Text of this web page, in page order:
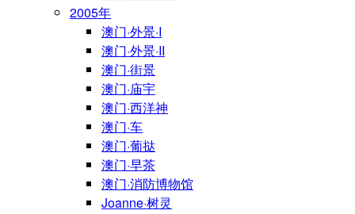
2005年
澳门·外景·I
澳门·外景·II
澳门·街景
澳门·庙宇
澳门·西洋神
澳门·车
澳门·葡挞
澳门·早茶
澳门·消防博物馆
Joanne·树灵